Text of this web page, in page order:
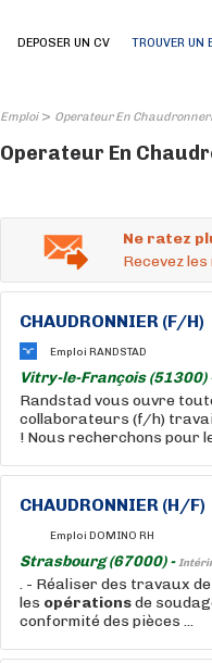
DEPOSER UN CV TROUVER UN
Emploi> Operateur En
Operateur En
Ne ratez
Recevez
CHAUDRONNIER (F/H)
Emploi RANDSTAD
Vitry-le-François (51300)
Randstad vous ouvre
collaborateurs (f/h)
! Nous recherchons pour
CHAUDRONNIER (H/F)
Emploi DOMINO RH
Strasbourg (67000) -
. - Réaliser des travaux de
les opérationsde
conformité des pièces ...